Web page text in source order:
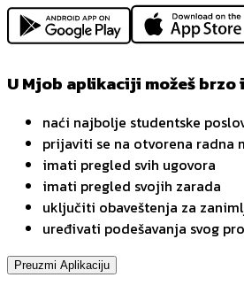
U Mjob aplikaciji možeš
naći najbolje studentske
prijaviti se na otvorena radna
imati pregled svih ugovora
imati pregled svojih zarada
uključiti obaveštenja za
uređivati podešavanja svog
Preuzmi Aplikaciju